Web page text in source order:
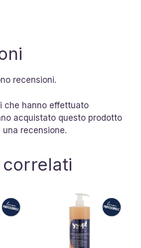
recensioni.
che hanno effettuato
acquistato questo prodotto
recensione.